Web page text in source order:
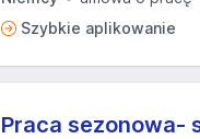
Szybkie aplikowanie
Praca sezonowa-